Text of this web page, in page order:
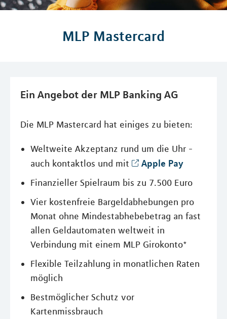
MLP Mastercard
Ein Angebot der MLP Banking AG
Die MLP Mastercard hat einiges zu bieten:
Weltweite Akzeptanz rund um die Uhr -
auch kontaktlos und mit
Apple Pay
Finanzieller Spielraum bis zu 7.500 Euro
Vier kostenfreie Bargeldabhebungen pro
Monat ohne Mindestabhebebetrag an fast
allen Geldautomaten weltweit in
Verbindung mit einem MLP Girokonto*
Flexible Teilzahlung in monatlichen Raten
möglich
Bestmöglicher Schutz vor
Kartenmissbrauch